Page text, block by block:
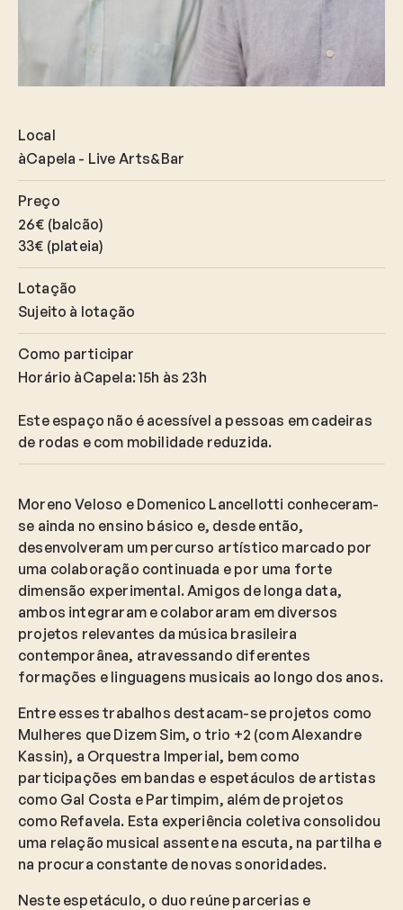
Local
àCapela - Live Arts&Bar
Preço
26€ (balcão)
33€ (plateia)
Lotação
Sujeito à lotação
Como participar
Horário àCapela: 15h às 23h
Este espaço não é acessível a pessoas em cadeiras
de rodas e com mobilidade reduzida.
Moreno Veloso e Domenico Lancellotti conheceram-
se ainda no ensino básico e, desde então,
desenvolveram um percurso artístico marcado por
uma colaboração continuada e por uma forte
dimensão experimental. Amigos de longa data,
ambos integraram e colaboraram em diversos
projetos relevantes da música brasileira
contemporânea, atravessando diferentes
formações e linguagens musicais ao longo dos anos.
Entre esses trabalhos destacam-se projetos como
Mulheres que Dizem Sim, o trio +2 (com Alexandre
Kassin), a Orquestra Imperial, bem como
participações em bandas e espetáculos de artistas
como Gal Costa e Partimpim, além de projetos
como Refavela. Esta experiência coletiva consolidou
uma relação musical assente na escuta, na partilha e
na procura constante de novas sonoridades.
Neste espetáculo, o duo reúne parcerias e